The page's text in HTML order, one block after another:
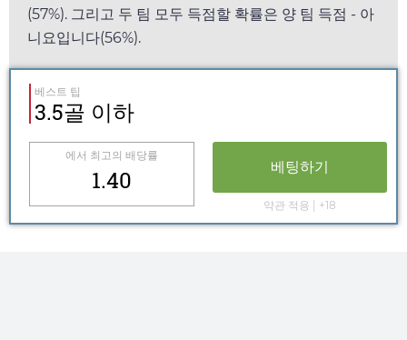
(57%). 그리고 두 팀 모두 득점할 확률은 양 팀 득점 - 아
니요입니다(56%).
베스트 팁
3.5골 이하
에서 최고의 배당률
1.40 베팅하기
약관 적용 | +18